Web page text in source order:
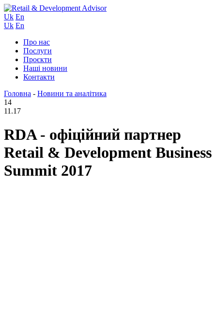
Uk En
Uk En
Про нас
Послуги
Проєкти
Наші новини
Контакти
Головна - Новини та аналітика
14
11.17
RDA - офіційний партнер
Retail & Development Business
Summit 2017